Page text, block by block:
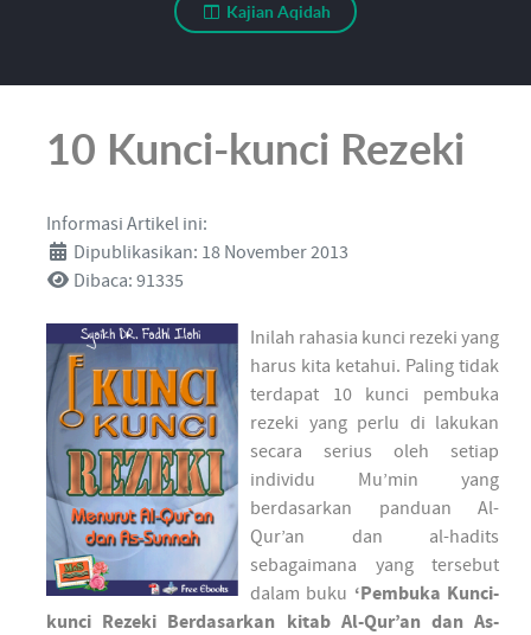
Kajian Aqidah
10 Kunci-kunci Rezeki
Informasi Artikel ini:
Dipublikasikan: 18 November 2013
Dibaca: 91335
Inilah rahasia kunci rezeki yang
harus kita ketahui. Paling tidak
terdapat 10 kunci pembuka
rezeki yang perlu di lakukan
secara serius oleh setiap
individu Mu’min yang
berdasarkan panduan Al-
Qur’an dan al-hadits
sebagaimana yang tersebut
dalam buku ‘Pembuka Kunci-
kunci Rezeki Berdasarkan kitab Al-Qur’an dan As-